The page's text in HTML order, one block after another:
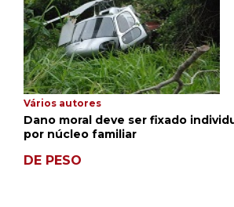
Vários autores
Dano moral deve ser fixado
por núcleo familiar
DE PESO